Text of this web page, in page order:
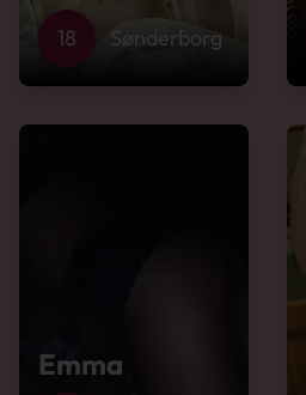
18 Sønderborg
Emma